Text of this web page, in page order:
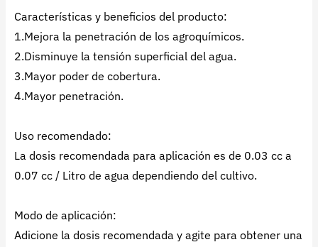
Características y beneficios del producto:
1.Mejora la penetración de los agroquímicos.
2.Disminuye la tensión superficial del agua.
3.Mayor poder de cobertura.
4.Mayor penetración.
Uso recomendado:
La dosis recomendada para aplicación es de 0.03 cc a
0.07 cc / Litro de agua dependiendo del cultivo.
Modo de aplicación:
Adicione la dosis recomendada y agite para obtener una